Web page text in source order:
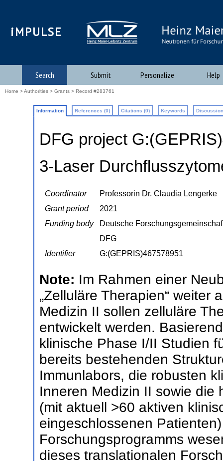
iMPULSE
Search Submit Personalize Help
Home >Authorities > Grants > Record #283761
Information References (0) Citations (0) Keywords
DFG project
3-Laser
Coordinator
Professorin Dr. Claudia Lengerke
Grant period
2021
Funding body
Deutsche
DFG
Identifier
G:(GEPRIS)467578951
Note: Im Rahmen einer
„Zelluläre Therapien“ weiter
Medizin II sollen zelluläre
entwickelt werden.
klinische Phase I/II Studien
bereits bestehenden
Immunlabors, die robusten
Inneren Medizin II sowie die
(mit aktuell >60 aktiven
eingeschlossenen
Forschungsprogramms
dieses translationalen